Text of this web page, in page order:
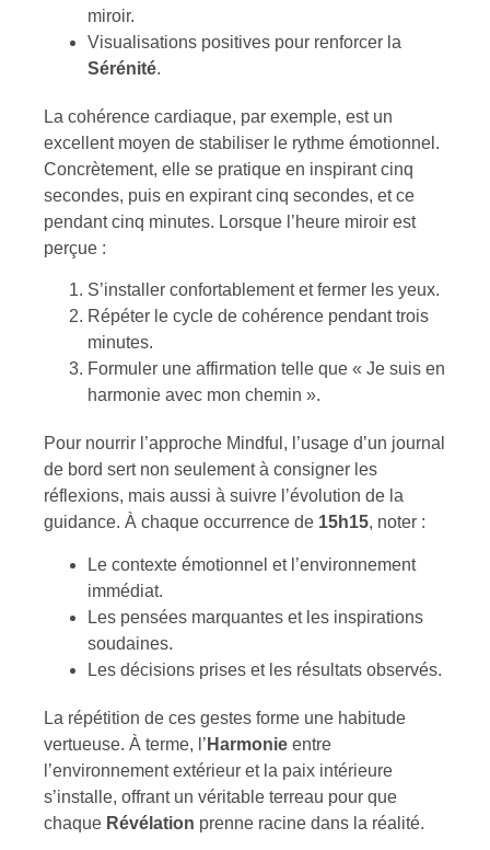
miroir.
Visualisations positives pour renforcer la
Sérénité.
La cohérence cardiaque, par exemple, est un
excellent moyen de stabiliser le rythme émotionnel.
Concrètement, elle se pratique en inspirant cinq
secondes, puis en expirant cinq secondes, et ce
pendant cinq minutes. Lorsque l’heure miroir est
perçue :
S’installer confortablement et fermer les yeux.
Répéter le cycle de cohérence pendant trois
minutes.
Formuler une affirmation telle que « Je suis en
harmonie avec mon chemin ».
Pour nourrir l’approche Mindful, l’usage d’un journal
de bord sert non seulement à consigner les
réflexions, mais aussi à suivre l’évolution de la
guidance. À chaque occurrence de 15h15, noter :
Le contexte émotionnel et l’environnement
immédiat.
Les pensées marquantes et les inspirations
soudaines.
Les décisions prises et les résultats observés.
La répétition de ces gestes forme une habitude
vertueuse. À terme, l’ Harmonie entre
l’environnement extérieur et la paix intérieure
s’installe, offrant un véritable terreau pour que
chaque Révélation prenne racine dans la réalité.